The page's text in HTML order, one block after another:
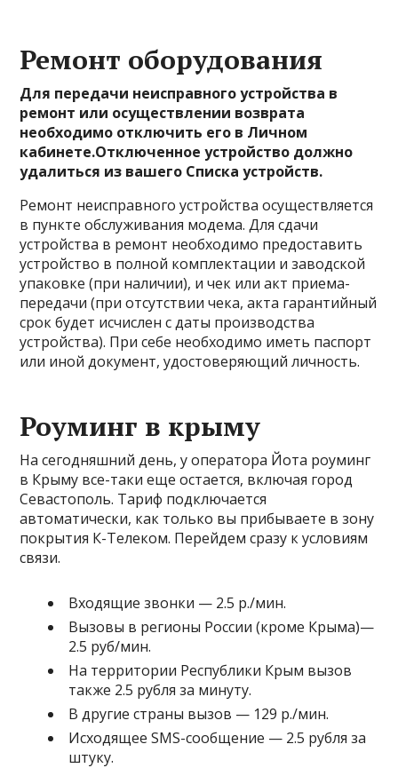
Ремонт оборудования
Для передачи неисправного устройства в
ремонт или осуществлении возврата
необходимо отключить его в Личном
кабинете.Отключенное устройство должно
удалиться из вашего Списка устройств.
Ремонт неисправного устройства осуществляется
в пункте обслуживания модема. Для сдачи
устройства в ремонт необходимо предоставить
устройство в полной комплектации и заводской
упаковке (при наличии), и чек или акт приема-
передачи (при отсутствии чека, акта гарантийный
срок будет исчислен с даты производства
устройства). При себе необходимо иметь паспорт
или иной документ, удостоверяющий личность.
Роуминг в крыму
На сегодняшний день, у оператора Йота роуминг
в Крыму все-таки еще остается, включая город
Севастополь. Тариф подключается
автоматически, как только вы прибываете в зону
покрытия К-Телеком. Перейдем сразу к условиям
связи.
Входящие звонки — 2.5 р./мин.
Вызовы в регионы России (кроме Крыма)—
2.5 руб/мин.
На территории Республики Крым вызов
также 2.5 рубля за минуту.
В другие страны вызов — 129 р./мин.
Исходящее SMS-сообщение — 2.5 рубля за
штуку.